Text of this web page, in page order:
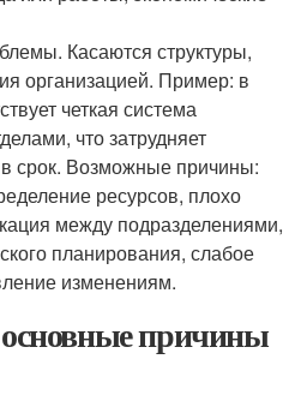
Касаются структуры,
организацией. Пример: в
четкая система
что затрудняет
срок. Возможные причины:
ресурсов, плохо
между подразделениями,
планирования, слабое
изменениям.
причины